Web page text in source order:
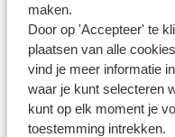
maken.
Door op 'Accepteer' te
plaatsen van alle
vind je meer informatie
waar je kunt selecteren
kunt op elk moment je
toestemming intrekken.
Heb jij jouw
Whatsapp ons!